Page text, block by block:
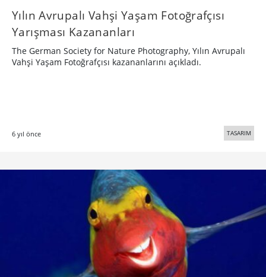
Yılın Avrupalı Vahşi Yaşam Fotoğrafçısı
Yarışması Kazananları
The German Society for Nature Photography, Yılın Avrupalı
Vahşi Yaşam Fotoğrafçısı kazananlarını açıkladı.
6 yıl önce TASARIM